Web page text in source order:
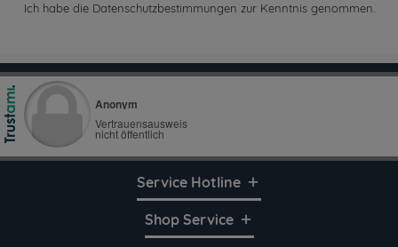
Ich habe die Datenschutzbestimmungen zur Kenntnis genommen.
Service Hotline
Shop Service